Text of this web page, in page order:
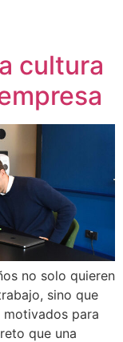
cultura
no solo quieren
sino que
motivados para
que una